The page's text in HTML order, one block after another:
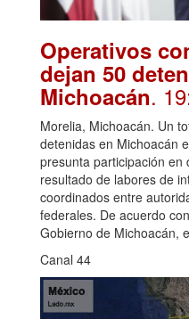
Operativos
dejan 50
Michoacán.
Morelia, Michoacán. Un
detenidas en Michoacán
presunta participación en
resultado de labores de
coordinados entre
federales. De acuerdo
Gobierno de Michoacán,
Canal 44